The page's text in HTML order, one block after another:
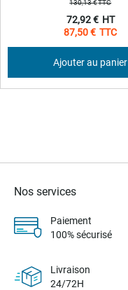
Prix
Spécial
87,50 €
72,92 €
130,13 €
Ajouter au panier
Nos services
Paiement
100% sécurisé
Livraison
24/72H